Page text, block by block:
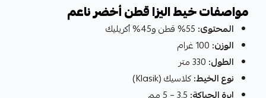
مواصفات خيط اليزا قطن أخضر ناعم
المحتوى:
الوزن:
الطول:
نوع الخيط:كلاسيك (Klasik)